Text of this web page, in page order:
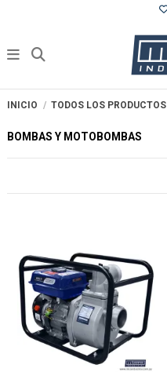
INICIO TODOS LOS PRODUCTOS
BOMBAS Y MOTOBOMBAS